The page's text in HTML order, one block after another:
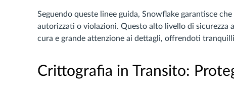
Seguendo queste linee guida, Snowflake garantisce
autorizzati o violazioni. Questo alto livello di sicurezza
cura e grande attenzione ai dettagli, offrendoti
Crittografia in Transito: